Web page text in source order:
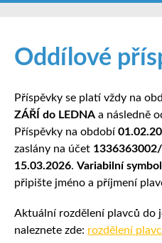
Oddílové
Příspěvky se platí vždy na
ZÁŘÍ do LEDNA a následně
Příspěvky na období
zaslány na účet
15.03.2026. Variabilní
připište jméno a příjmení
Aktuální rozdělení plavců do
naleznete zde: rozdělení